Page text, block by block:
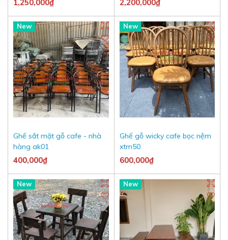
1,250,000₫ 2,200,000₫
New
Ghế sắt mặt gỗ cafe - nhà
hàng ak01
400,000₫
New
Ghế gỗ wicky cafe bọc nệm
xtm50
600,000₫
New New